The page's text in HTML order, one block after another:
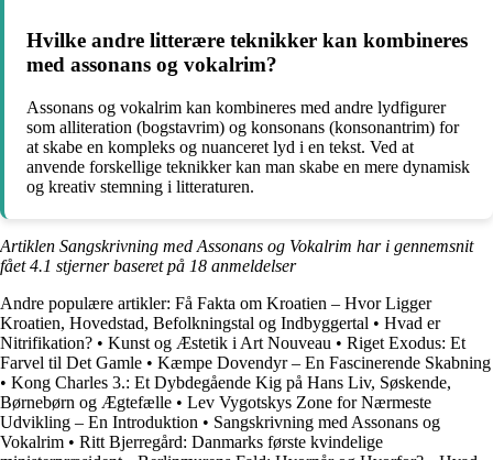
Hvilke andre litterære teknikker kan kombineres
med assonans og vokalrim?
Assonans og vokalrim kan kombineres med andre lydfigurer
som alliteration (bogstavrim) og konsonans (konsonantrim) for
at skabe en kompleks og nuanceret lyd i en tekst. Ved at
anvende forskellige teknikker kan man skabe en mere dynamisk
og kreativ stemning i litteraturen.
Artiklen Sangskrivning med Assonans og Vokalrim har i gennemsnit
fået4.1 stjerner baseret på 18 anmeldelser
Andre populære artikler: Få Fakta om Kroatien – Hvor Ligger
Kroatien, Hovedstad, Befolkningstal og Indbyggertal • Hvad er
Nitrifikation? • Kunst og Æstetik i Art Nouveau • Riget Exodus: Et
Farvel til Det Gamle • Kæmpe Dovendyr – En Fascinerende Skabning
• Kong Charles 3.: Et Dybdegående Kig på Hans Liv, Søskende,
Børnebørn og Ægtefælle • Lev Vygotskys Zone for Nærmeste
Udvikling – En Introduktion • Sangskrivning med Assonans og
Vokalrim • Ritt Bjerregård: Danmarks første kvindelige